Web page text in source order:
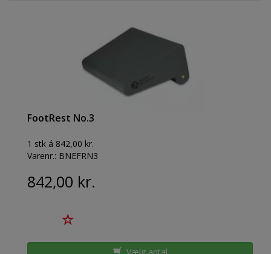
FootRest No.3
1 stk á 842,00 kr.
Varenr.: BNEFRN3
842,00 kr.